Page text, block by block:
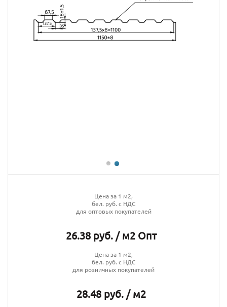
Цена за 1 м2,
бел. руб. с НДС
для оптовых покупателей
26.38 руб. / м2 Опт
Цена за 1 м2,
бел. руб. с НДС
для розничных покупателей
28.48 руб. / м2